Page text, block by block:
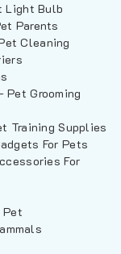
Light Bulb
Parents
Cleaning
Grooming
Training Supplies
For Pets
For
Pet